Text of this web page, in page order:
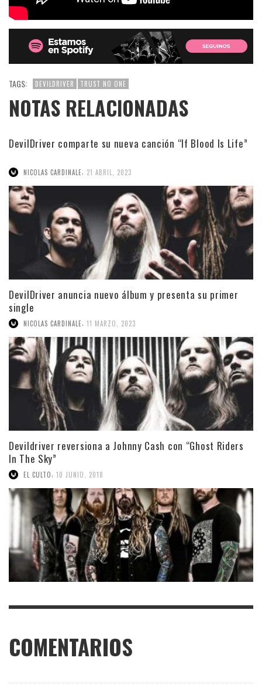
TAGS: DEVILDRIVER TRUST NO ONE
NOTAS RELACIONADAS
DevilDriver comparte su nueva canción “If Blood Is Life”
NICOLAS CARDINALE, 21 ABRIL, 2023
DevilDriver anuncia nuevo álbum y presenta su primer
single
NICOLAS CARDINALE 11 MARZO, 2023
Devildriver reversiona a Johnny Cash con “Ghost Riders
In The Sky”
EL CULTO 10 JUNIO, 2018
COMENTARIOS